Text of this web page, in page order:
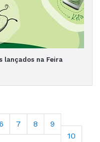
lançados na Feira
7 8
9
10